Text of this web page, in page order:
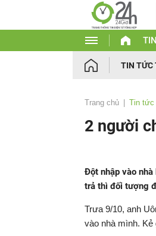
TIN TỨC
Trang chủ Tin tức
2 người
Đột nhập vào
trả thì đối tượng
Trưa 9/10, anh
vào nhà mình. Kẻ